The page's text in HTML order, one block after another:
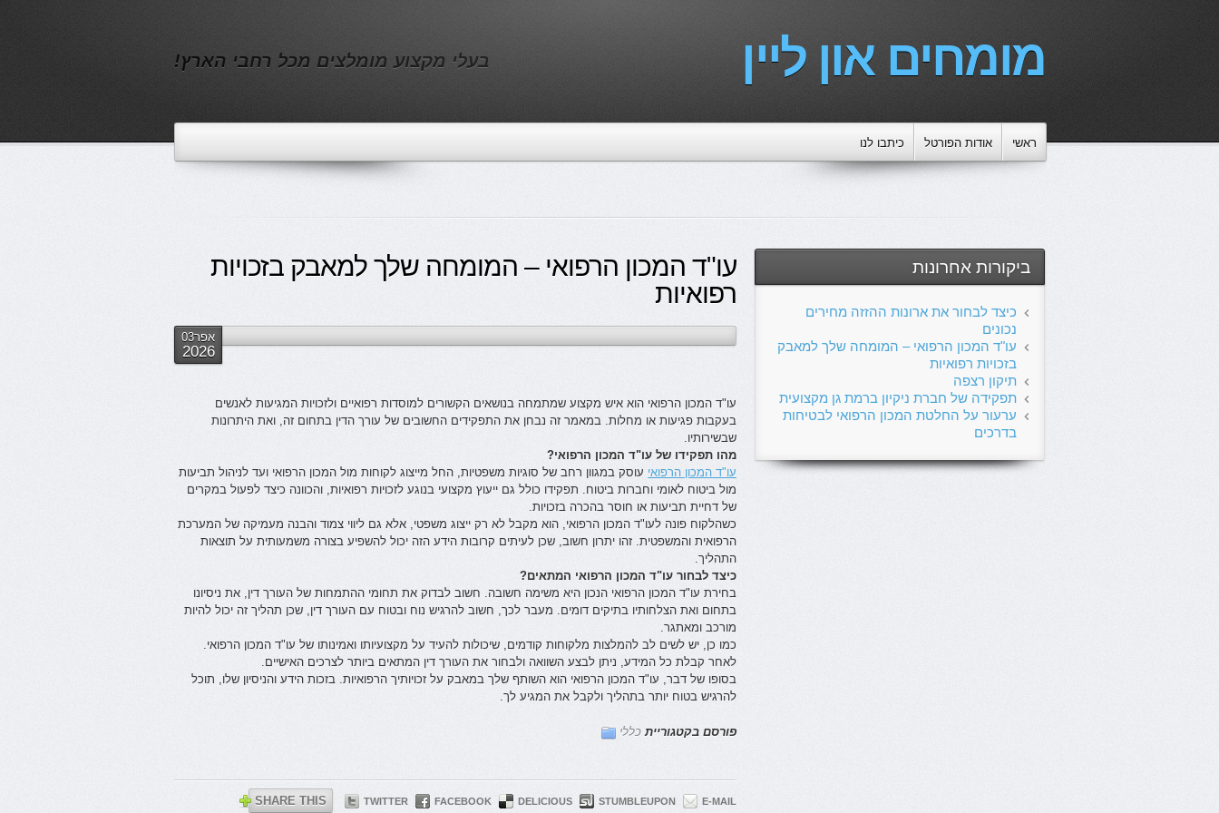
מומחים און ליין בעלי מקצוע מומלצים מכל רחבי הארץ!
ראשי אודות הפורטל כיתבו לנו
עו"ד המכון הרפואי – המומחה שלך למאבק בזכויות
רפואיות
אפר03
2026
עו"ד המכון הרפואי הוא איש מקצוע שמתמחה בנושאים הקשורים למוסדות רפואיים ולזכויות המגיעות לאנשים
בעקבות פגיעות או מחלות. במאמר זה נבחן את התפקידים החשובים של עורך הדין בתחום זה, ואת היתרונות
שבשירותיו.
מהו תפקידו של עו"ד המכון הרפואי?
עו"ד המכון הרפואי עוסק במגוון רחב של סוגיות משפטיות, החל מייצוג לקוחות מול המכון הרפואי ועד לניהול תביעות
מול ביטוח לאומי וחברות ביטוח. תפקידו כולל גם ייעוץ מקצועי בנוגע לזכויות רפואיות, והכוונה כיצד לפעול במקרים
של דחיית תביעות או חוסר בהכרה בזכויות.
כשהלקוח פונה לעו"ד המכון הרפואי, הוא מקבל לא רק ייצוג משפטי, אלא גם ליווי צמוד והבנה מעמיקה של המערכת
הרפואית והמשפטית. זהו יתרון חשוב, שכן לעיתים קרובות הידע הזה יכול להשפיע בצורה משמעותית על תוצאות
התהליך.
כיצד לבחור עו"ד המכון הרפואי המתאים?
בחירת עו"ד המכון הרפואי הנכון היא משימה חשובה. חשוב לבדוק את תחומי ההתמחות של העורך דין, את ניסיונו
בתחום ואת הצלחותיו בתיקים דומים. מעבר לכך, חשוב להרגיש נוח ובטוח עם העורך דין, שכן תהליך זה יכול להיות
מורכב ומאתגר.
כמו כן, יש לשים לב להמלצות מלקוחות קודמים, שיכולות להעיד על מקצועיותו ואמינותו של עו"ד המכון הרפואי.
לאחר קבלת כל המידע, ניתן לבצע השוואה ולבחור את העורך דין המתאים ביותר לצרכים האישיים.
בסופו של דבר, עו"ד המכון הרפואי הוא השותף שלך במאבק על זכויותיך הרפואיות. בזכות הידע והניסיון שלו, תוכל
להרגיש בטוח יותר בתהליך ולקבל את המגיע לך.
פורסם בקטגוריית כללי
SHARE THIS TWITTER FACEBOOK DELICIOUS STUMBLEUPON E-MAIL
ביקורות אחרונות
כיצד לבחור את ארונות ההזזה מחירים
נכונים
עו"ד המכון הרפואי – המומחה שלך למאבק
בזכויות רפואיות
תיקון רצפה
תפקידה של חברת ניקיון ברמת גן מקצועית
ערעור על החלטת המכון הרפואי לבטיחות
בדרכים